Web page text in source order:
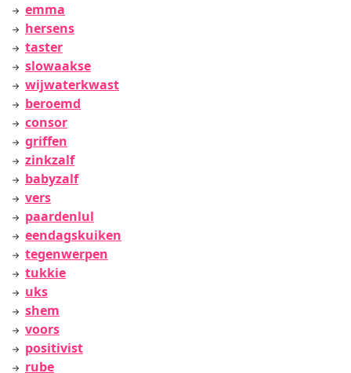
emma
hersens
taster
slowaakse
wijwaterkwast
beroemd
consor
griffen
zinkzalf
babyzalf
vers
paardenlul
eendagskuiken
tegenwerpen
tukkie
uks
shem
voors
positivist
rube